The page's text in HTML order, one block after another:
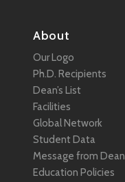
About
Our Logo
Ph.D. Recipients
Dean’s List
Facilities
Global Network
Student Data
Message from Dean
Education Policies